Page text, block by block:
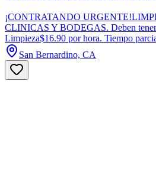
¡CONTRATANDO
CLINICAS Y BODEGAS. Deben
Limpieza$16.90 por hora. Tiempo
San Bernardino, CA